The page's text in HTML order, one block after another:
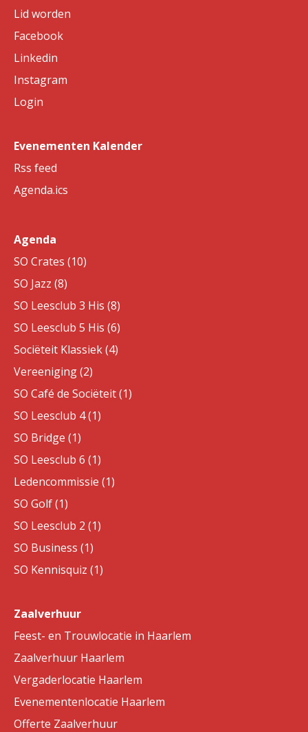
Lid worden
Facebook
Linkedin
Instagram
Login
Evenementen Kalender
Rss feed
Agenda.ics
Agenda
SO Crates (10)
SO Jazz (8)
SO Leesclub 3 His (8)
SO Leesclub 5 His (6)
Sociëteit Klassiek (4)
Vereeniging (2)
SO Café de Sociëteit (1)
SO Leesclub 4 (1)
SO Bridge (1)
SO Leesclub 6 (1)
Ledencommissie (1)
SO Golf (1)
SO Leesclub 2 (1)
SO Business (1)
SO Kennisquiz (1)
Zaalverhuur
Feest- en Trouwlocatie in Haarlem
Zaalverhuur Haarlem
Vergaderlocatie Haarlem
Evenementenlocatie Haarlem
Offerte Zaalverhuur